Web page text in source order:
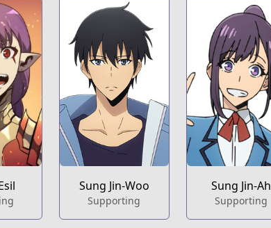
Sung Jin-Woo
Supporting
Sung Jin-Ah
Supporting